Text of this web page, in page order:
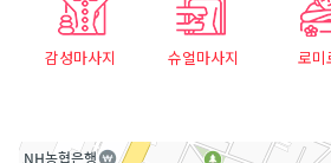
감성마사지 슈얼마사지 로미